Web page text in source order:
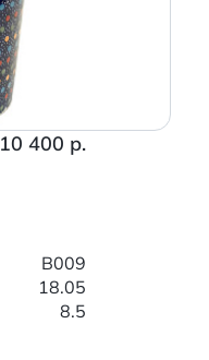
10 400 р.
B009
18.05
8.5